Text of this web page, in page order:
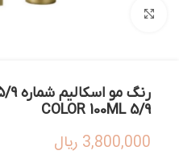
COLOR 100ML 5/9
3,800,000 ریال